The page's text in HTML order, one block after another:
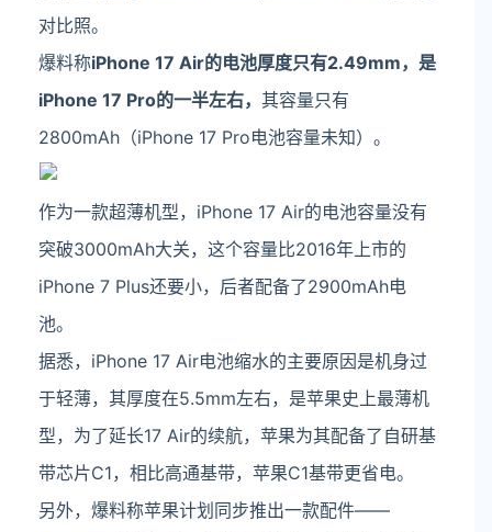
对比照。
爆料称iPhone 17 Air的电池厚度只有2.49mm，是
iPhone 17 Pro的一半左右， 其容量只有
2800mAh（iPhone 17 Pro电池容量未知）。
作为一款超薄机型，iPhone 17 Air的电池容量没有
突破3000mAh大关，这个容量比2016年上市的
iPhone 7 Plus还要小，后者配备了2900mAh电
池。
据悉，iPhone 17 Air电池缩水的主要原因是机身过
于轻薄，其厚度在5.5mm左右，是苹果史上最薄机
型，为了延长17 Air的续航，苹果为其配备了自研基
带芯片C1，相比高通基带，苹果C1基带更省电。
另外，爆料称苹果计划同步推出一款配件——